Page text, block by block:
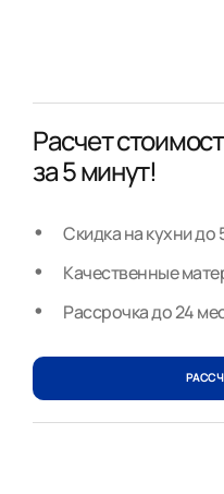
Расчет
за 5 минут!
Скидка на кухни до
Качественные
Рассрочка до 24